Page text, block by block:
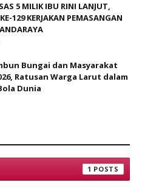
5 MILIK IBU RINI LANJUT,
129 KERJAKAN PEMASANGAN
Bungai dan Masyarakat
Ratusan Warga Larut dalam
Dunia
1